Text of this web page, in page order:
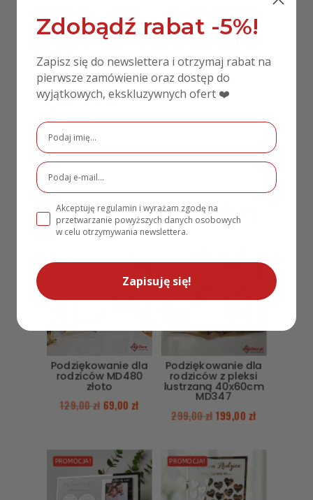
Biały,Czerwony,Drewno
28×25 cm
Rodzaj personalizacji
Podobne produkty
PROMOCJA!
Podziękowanie dla
rodziców MD480
złoto
129,00 zł 69,00 zł
PROMOCJA!
Podziękowanie dla
rodziców z pleksi
lustrzaną 40x60cm
MD347
299,00 zł 199,00 zł
PROMOCJA! PROMOCJA!
Zdobądź rabat -5%!
Zapisz się do newslettera i otrzymaj rabat na
pierwsze zamówienie oraz dostęp do
wyjątkowych, ekskluzywnych ofert ❤️
Akceptuję regulamin i wyrażam zgodę na
przetwarzanie powyższych danych osobowych
w celu otrzymywania newslettera.
Zapisuję się!